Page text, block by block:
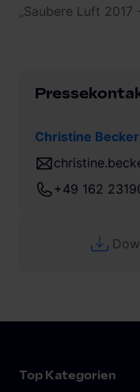
„Saubere Luft 2017
Christine Becker
+49 162
Top Kategorien